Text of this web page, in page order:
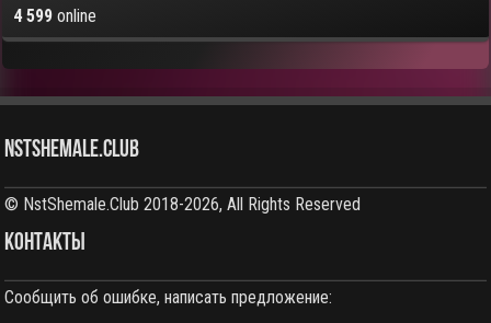
4 599 online
NstShemale.Club
© NstShemale.Club 2018-2026, All Rights Reserved
КОНТАКТЫ
Сообщить об ошибке, написать предложение: